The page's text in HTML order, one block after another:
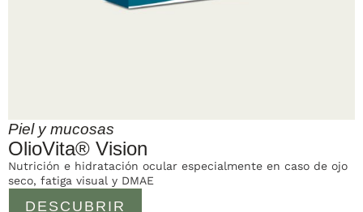
Piel y mucosas
OlioVita® Vision
DESCUBRIR
Nutrición e hidratación ocular especialmente en caso de ojo
seco, fatiga visual y DMAE